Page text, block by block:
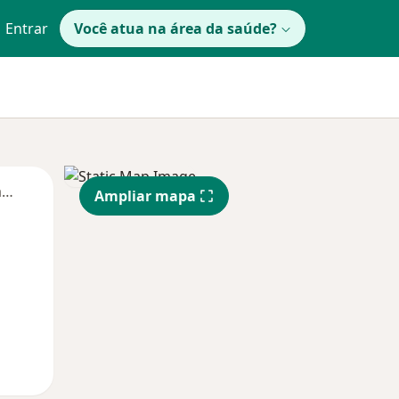
Entrar Você atua na área da saúde?
Segunda-feira Qua
12 Ago
Qui,
13 Ago
Ampliar mapa